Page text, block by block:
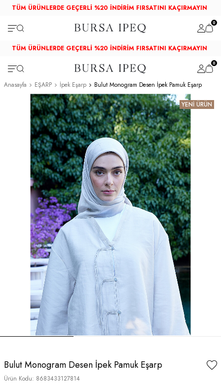
TÜM ÜRÜNLERDE GEÇERLİ %20 İNDİRİM FIRSATINI KAÇIRMAYIN
0
TÜM ÜRÜNLERDE GEÇERLİ %20 İNDİRİM FIRSATINI KAÇIRMAYIN
0
Anasayfa EŞARP İpek Eşarp Bulut Monogram Desen İpek Pamuk Eşarp
YENİ ÜRÜN
Bulut Monogram Desen İpek Pamuk Eşarp
Ürün Kodu: 8683433127814